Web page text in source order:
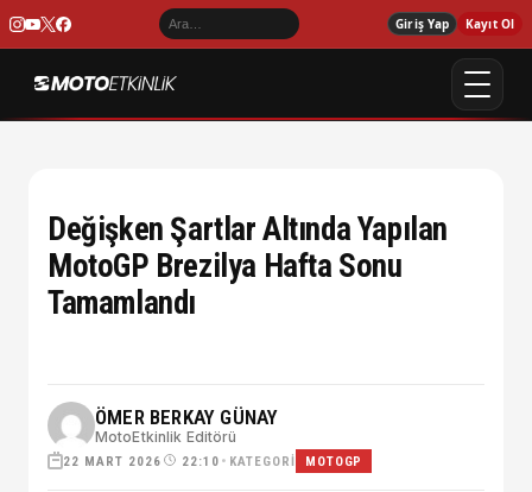
Giriş Yap Kayıt Ol
Değişken Şartlar Altında Yapılan
MotoGP Brezilya Hafta Sonu
Tamamlandı
ÖMER BERKAY GÜNAY
MotoEtkinlik Editörü
22 MART 2026 22:10 • KATEGORI MOTOGP